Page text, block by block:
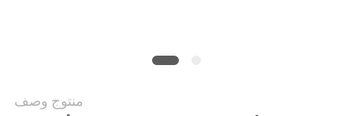
منتوج وصف